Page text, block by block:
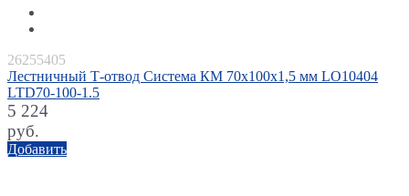
26255405
Лестничный Т-отвод Система КМ 70х100х1,5 мм LO10404
LTD70-100-1.5
5 224
руб.
Добавить